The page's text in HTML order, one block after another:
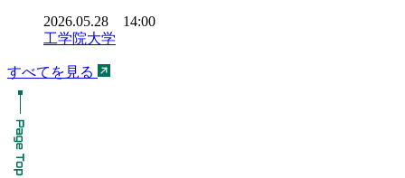
2026.05.28 14:00
工学院大学
すべてを見る